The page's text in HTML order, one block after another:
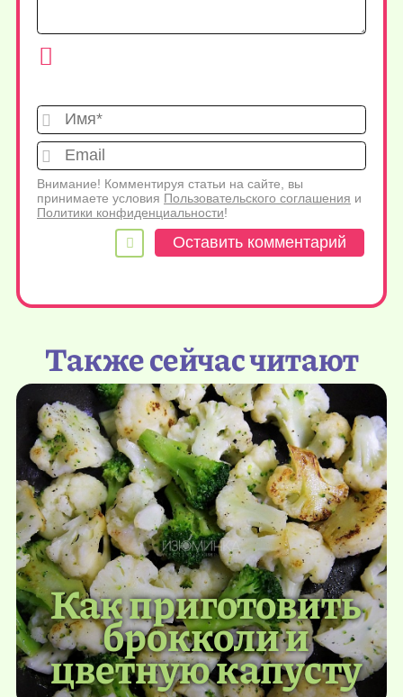
Имя*
Внимание! Комментируя статьи на сайте, вы
принимаете условия Пользовательского соглашения и
Политики конфиденциальности!
Также сейчас читают
Как приготовить
брокколи и
цветную капусту